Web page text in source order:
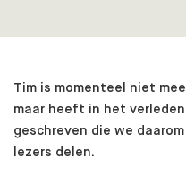
Tim is momenteel niet
maar heeft in het
geschreven die we
lezers delen.